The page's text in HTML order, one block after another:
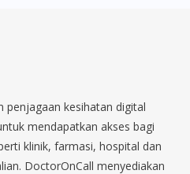
Newton, Novena,
Pasir, Paya Lebar,
Rd, Seletar, Tampines, Toa
Tanglin, Thomson, Tuas,
Bukit Timah, Upper Thomson,
Yio Chu Kang.
kesihatan digital
mendapatkan akses bagi
klinik, farmasi, hospital dan
DoctorOnCall menyediakan